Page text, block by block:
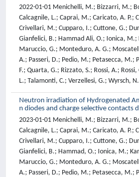
2022-01-01 Menichelli, M.; Bizzarri, M.;
Calcagnile, L.; Caprai, M.; Caricato, A. P.;
Crivellari, M.; Cupparo, I.; Cuttone, G.;
Gianfelici, B.; Hammad Ali, O.; Ionica, M.;
Maruccio, G.; Monteduro, A. G.;
A.; Passeri, D.; Pedio, M.; Petasecca, M.;
F.; Quarta, G.; Rizzato, S.; Rossi, A.;
L.; Talamonti, C.; Verzellesi, G.; Wyrsch, N.
Neutron irradiation of Hydrogenated
n diodes and charge selective contacts
2023-01-01 Menichelli, M.; Bizzarri, M.;
Calcagnile, L.; Caprai, M.; Caricato, A. P.;
Crivellari, M.; Cupparo, I.; Cuttone, G.;
Gianfelici, B.; Hammad, O.; Ionica, M.;
Maruccio, G.; Monteduro, A. G.;
A.; Passeri, D.; Pedio, M.; Petasecca, M.;